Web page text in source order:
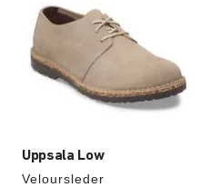
Uppsala Low
Veloursleder
Farben
werden
die
Produktbilder
aktualisiert.